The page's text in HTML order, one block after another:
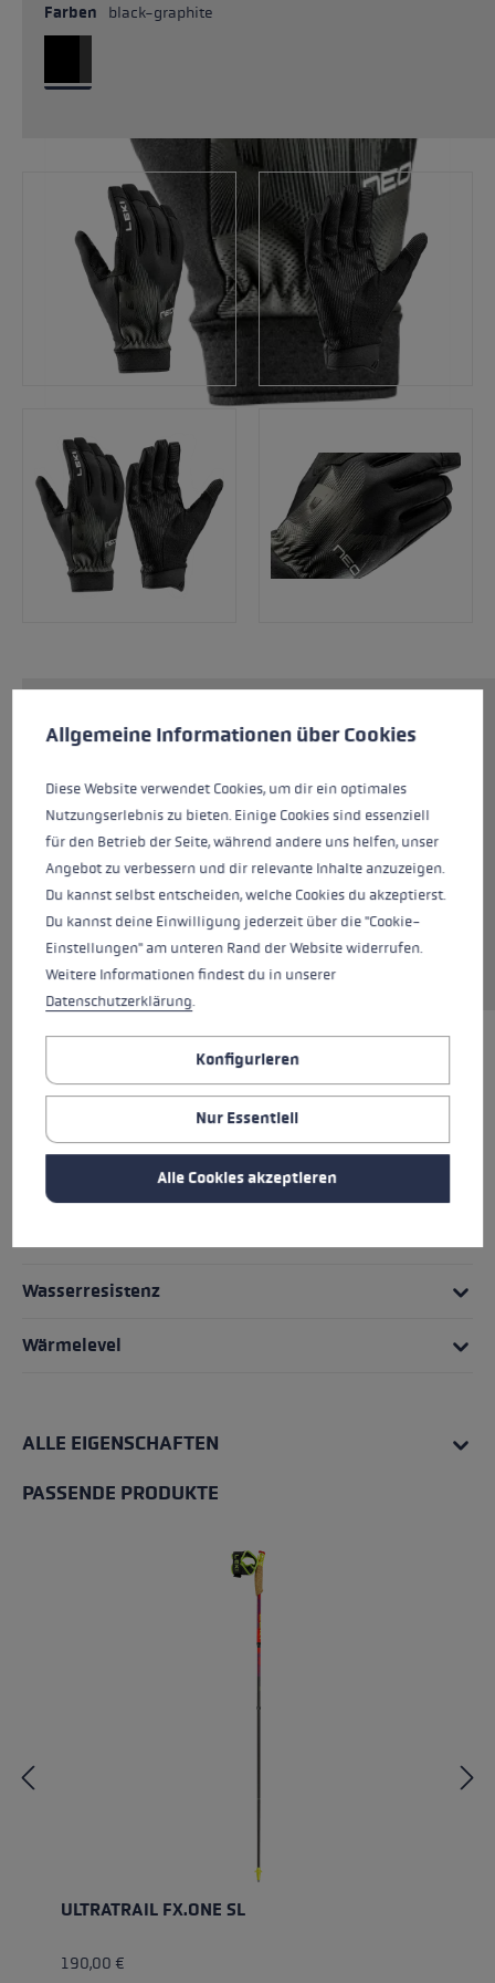
Farben black-graphite
Der Neotrail bietet dir maximale Performance
für deinen nächsten Ultratrail. Der leicht und
sportlich konstruierte Handschuh sorgt durch
ein flexibles Material an der Außenhand für ein
kühles Tragegefühl während des Rennens.
Dank perforierter Materialien an der
Innenhand und zwischen den Fingern ist die
Hand bestens belüftet. Die Fingerspitzen
wurden mit Silikon verstärkt, was für guten
Grip bei Felskontakt sorgt.
Griff - Schlaufe/Handschuh System
Wasserresistenz
Wärmelevel
ALLE EIGENSCHAFTEN
PASSENDE PRODUKTE
ULTRATRAIL FX.ONE SL
190,00 €
Allgemeine Informationen über Cookies
Diese Website verwendet Cookies, um dir ein optimales
Nutzungserlebnis zu bieten. Einige Cookies sind essenziell
für den Betrieb der Seite, während andere uns helfen, unser
Angebot zu verbessern und dir relevante Inhalte anzuzeigen.
Du kannst selbst entscheiden, welche Cookies du akzeptierst.
Du kannst deine Einwilligung jederzeit über die "Cookie-
Einstellungen" am unteren Rand der Website widerrufen.
Weitere Informationen findest du in unserer
Datenschutzerklärung.
Konfigurieren
Nur Essentiell
Alle Cookies akzeptieren